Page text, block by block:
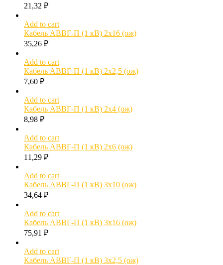
21,32 ₽
Add to cart
Кабель АВВГ-П (1 кВ) 2х16 (ож)
35,26 ₽
Add to cart
Кабель АВВГ-П (1 кВ) 2х2,5 (ож)
7,60 ₽
Add to cart
Кабель АВВГ-П (1 кВ) 2х4 (ож)
8,98 ₽
Add to cart
Кабель АВВГ-П (1 кВ) 2х6 (ож)
11,29 ₽
Add to cart
Кабель АВВГ-П (1 кВ) 3х10 (ож)
34,64 ₽
Add to cart
Кабель АВВГ-П (1 кВ) 3х16 (ож)
75,91 ₽
Add to cart
Кабель АВВГ-П (1 кВ) 3х2,5 (ож)